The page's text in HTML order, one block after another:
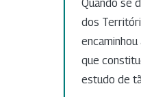
Quando se
dos
que
estudo de